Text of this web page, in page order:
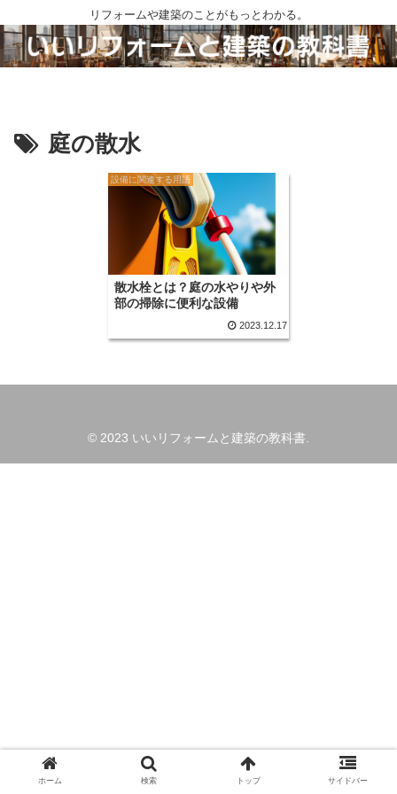
リフォームや建築のことがもっとわかる。
庭の散水
設備に関連する用語
散水栓とは？庭の水やりや外
部の掃除に便利な設備
2023.12.17
© 2023 いいリフォームと建築の教科書.
ホーム 検索 トップ サイドバー